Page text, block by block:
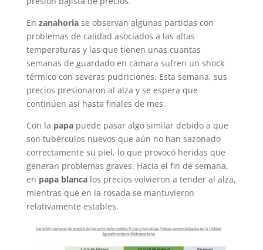
En zanahoriase observan algunas partidas con
problemas de calidad asociados a las altas
temperaturas y las que tienen unas cuantas
semanas de guardado en cámara sufren un shock
térmico con severas pudriciones. Esta semana, sus
precios presionaron al alza y se espera que
continúen así hasta finales de mes.
Con la papapuede pasar algo similar debido a que
son tubérculos nuevos que aún no han sazonado
correctamente su piel, lo que provocó heridas que
generan problemas graves. Hacia el fin de semana,
en papa blancalos precios volvieron a tender al alza,
mientras que en la rosada se mantuvieron
relativamente estables.